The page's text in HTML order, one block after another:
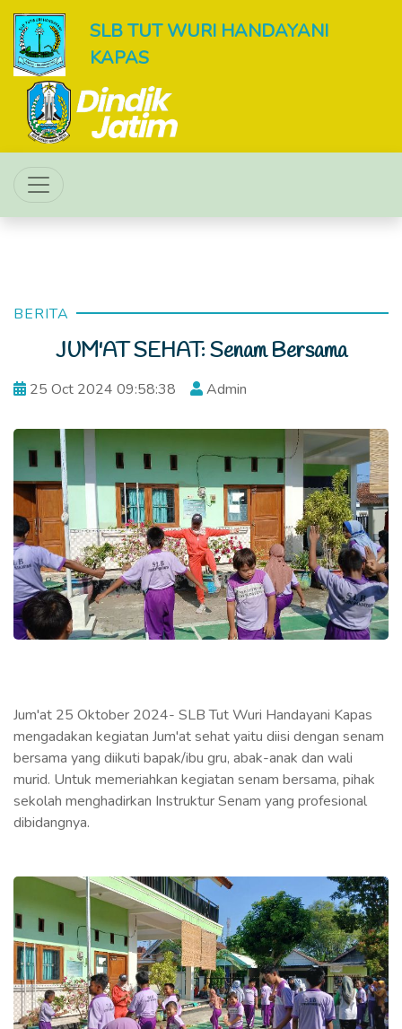
SLB TUT WURI HANDAYANI
KAPAS
BERITA
JUM'AT SEHAT: Senam Bersama
25 Oct 2024 09:58:38 Admin
Jum'at 25 Oktober 2024- SLB Tut Wuri Handayani Kapas
mengadakan kegiatan Jum'at sehat yaitu diisi dengan senam
bersama yang diikuti bapak/ibu gru, abak-anak dan wali
murid. Untuk memeriahkan kegiatan senam bersama, pihak
sekolah menghadirkan Instruktur Senam yang profesional
dibidangnya.